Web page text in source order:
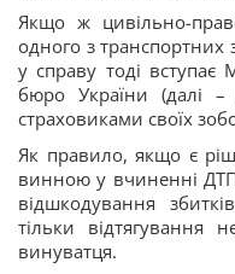
Якщо ж цивільно-
одного з транспортних
у справу тоді вступає
бюро України (далі
страховиками своїх
Як правило, якщо є
винною у вчиненні
відшкодування
тільки відтягування
винуватця.